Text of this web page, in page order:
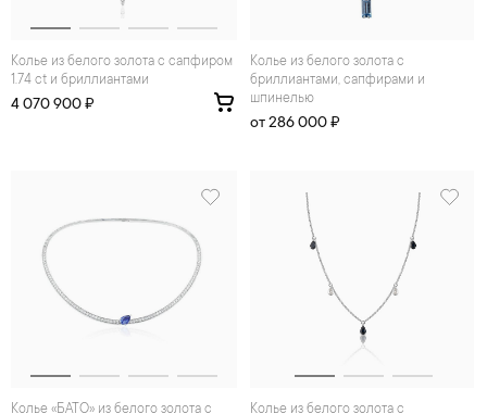
Колье из белого золота с сапфиром
1.74 ct и бриллиантами
4 070 900 ₽
Колье из белого золота с
бриллиантами, сапфирами и
шпинелью
от 286 000 ₽
Колье «БАТО» из белого золота с
Колье из белого золота с